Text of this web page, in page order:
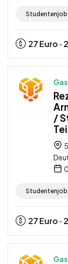
Studentenjob
27Euro -
/
Studentenjob
27Euro -